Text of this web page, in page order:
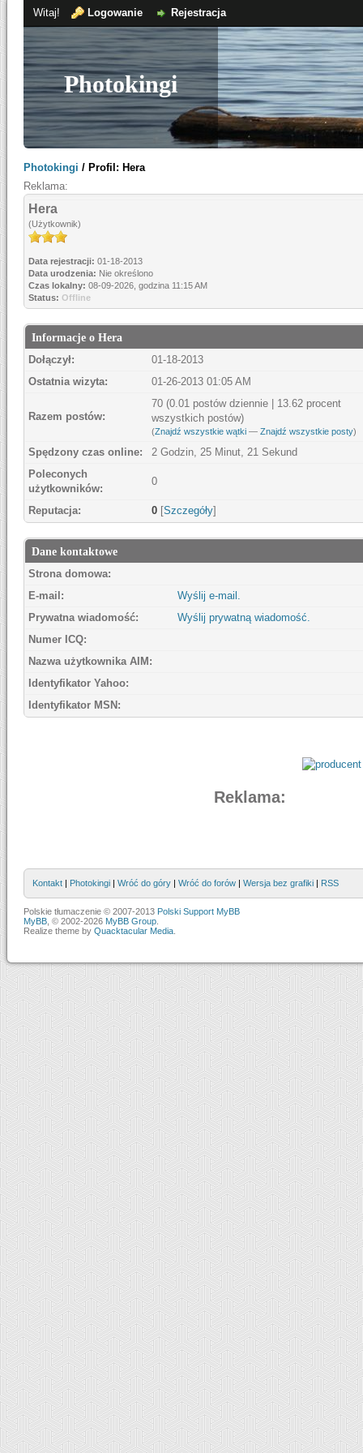
Witaj! Logowanie Rejestracja
Photokingi
Photokingi / Profil: Hera
Reklama:
Hera
(Użytkownik)
Data rejestracji: 01-18-2013
Data urodzenia: Nie określono
Czas lokalny: 08-09-2026, godzina 11:15 AM
Status: Offline
Informacje o Hera
Dołączył:
01-18-2013
Ostatnia wizyta:
01-26-2013 01:05 AM
Razem postów:
70 (0.01 postów dziennie | 13.62 procent
wszystkich postów)
(Znajdź wszystkie wątki — Znajdź wszystkie posty)
Spędzony czas online:
2 Godzin, 25 Minut, 21 Sekund
Poleconych
użytkowników:
0
Reputacja: 0 [Szczegóły]
Dane kontaktowe
Strona domowa:
E-mail:
Wyślij e-mail.
Prywatna wiadomość:
Wyślij prywatną wiadomość.
Numer ICQ:
Nazwa użytkownika AIM:
Identyfikator Yahoo:
Identyfikator MSN:
Reklama:
Kontakt | Photokingi | Wróć do góry | Wróć do forów | Wersja bez grafiki | RSS
Polskie tłumaczenie © 2007-2013 Polski Support MyBB
MyBB , © 2002-2026 MyBB Group
Realize theme by Quacktacular Media